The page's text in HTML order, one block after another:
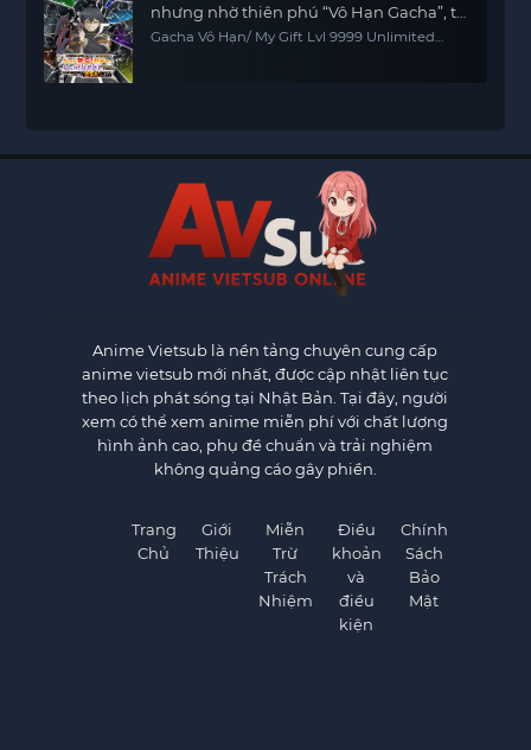
nhưng nhờ thiên phú “Vô Hạn Gacha”, tôi
chiêu mộ các đồng đội cấp 9999 để trả
Gacha Vô Hạn/ My Gift Lvl 9999 Unlimited
Anime Vietsub là nền tảng chuyên cung cấp
anime vietsub mới nhất, được cập nhật liên tục
theo lịch phát sóng tại Nhật Bản. Tại đây, người
xem có thể xem anime miễn phí với chất lượng
hình ảnh cao, phụ đề chuẩn và trải nghiệm
không quảng cáo gây phiền.
Trang
Chủ
Giới
Thiệu
Miễn
Trừ
Trách
Nhiệm
Điều
khoản
và
điều
kiện
Chính
Sách
Bảo
Mật